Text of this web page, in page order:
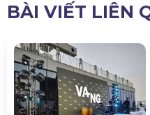
BÀI VIẾT LIÊN